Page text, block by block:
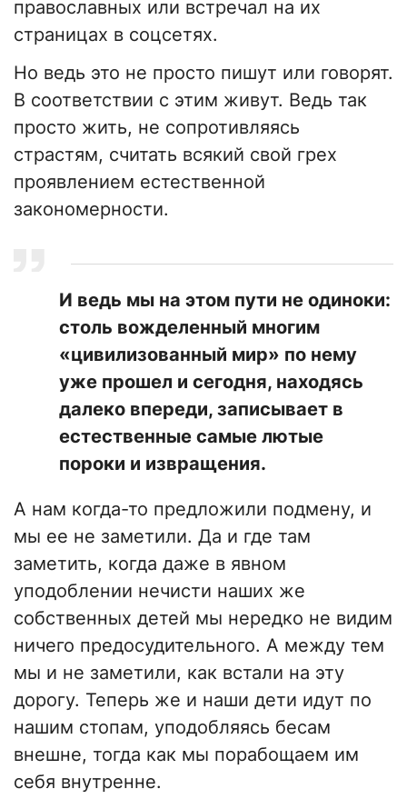
православных или встречал на их
страницах в соцсетях.
Но ведь это не просто пишут или говорят.
В соответствии с этим живут. Ведь так
просто жить, не сопротивляясь
страстям, считать всякий свой грех
проявлением естественной
закономерности.
И ведь мы на этом пути не одиноки:
столь вожделенный многим
«цивилизованный мир» по нему
уже прошел и сегодня, находясь
далеко впереди, записывает в
естественные самые лютые
пороки и извращения.
А нам когда-то предложили подмену, и
мы ее не заметили. Да и где там
заметить, когда даже в явном
уподоблении нечисти наших же
собственных детей мы нередко не видим
ничего предосудительного. А между тем
мы и не заметили, как встали на эту
дорогу. Теперь же и наши дети идут по
нашим стопам, уподобляясь бесам
внешне, тогда как мы порабощаем им
себя внутренне.